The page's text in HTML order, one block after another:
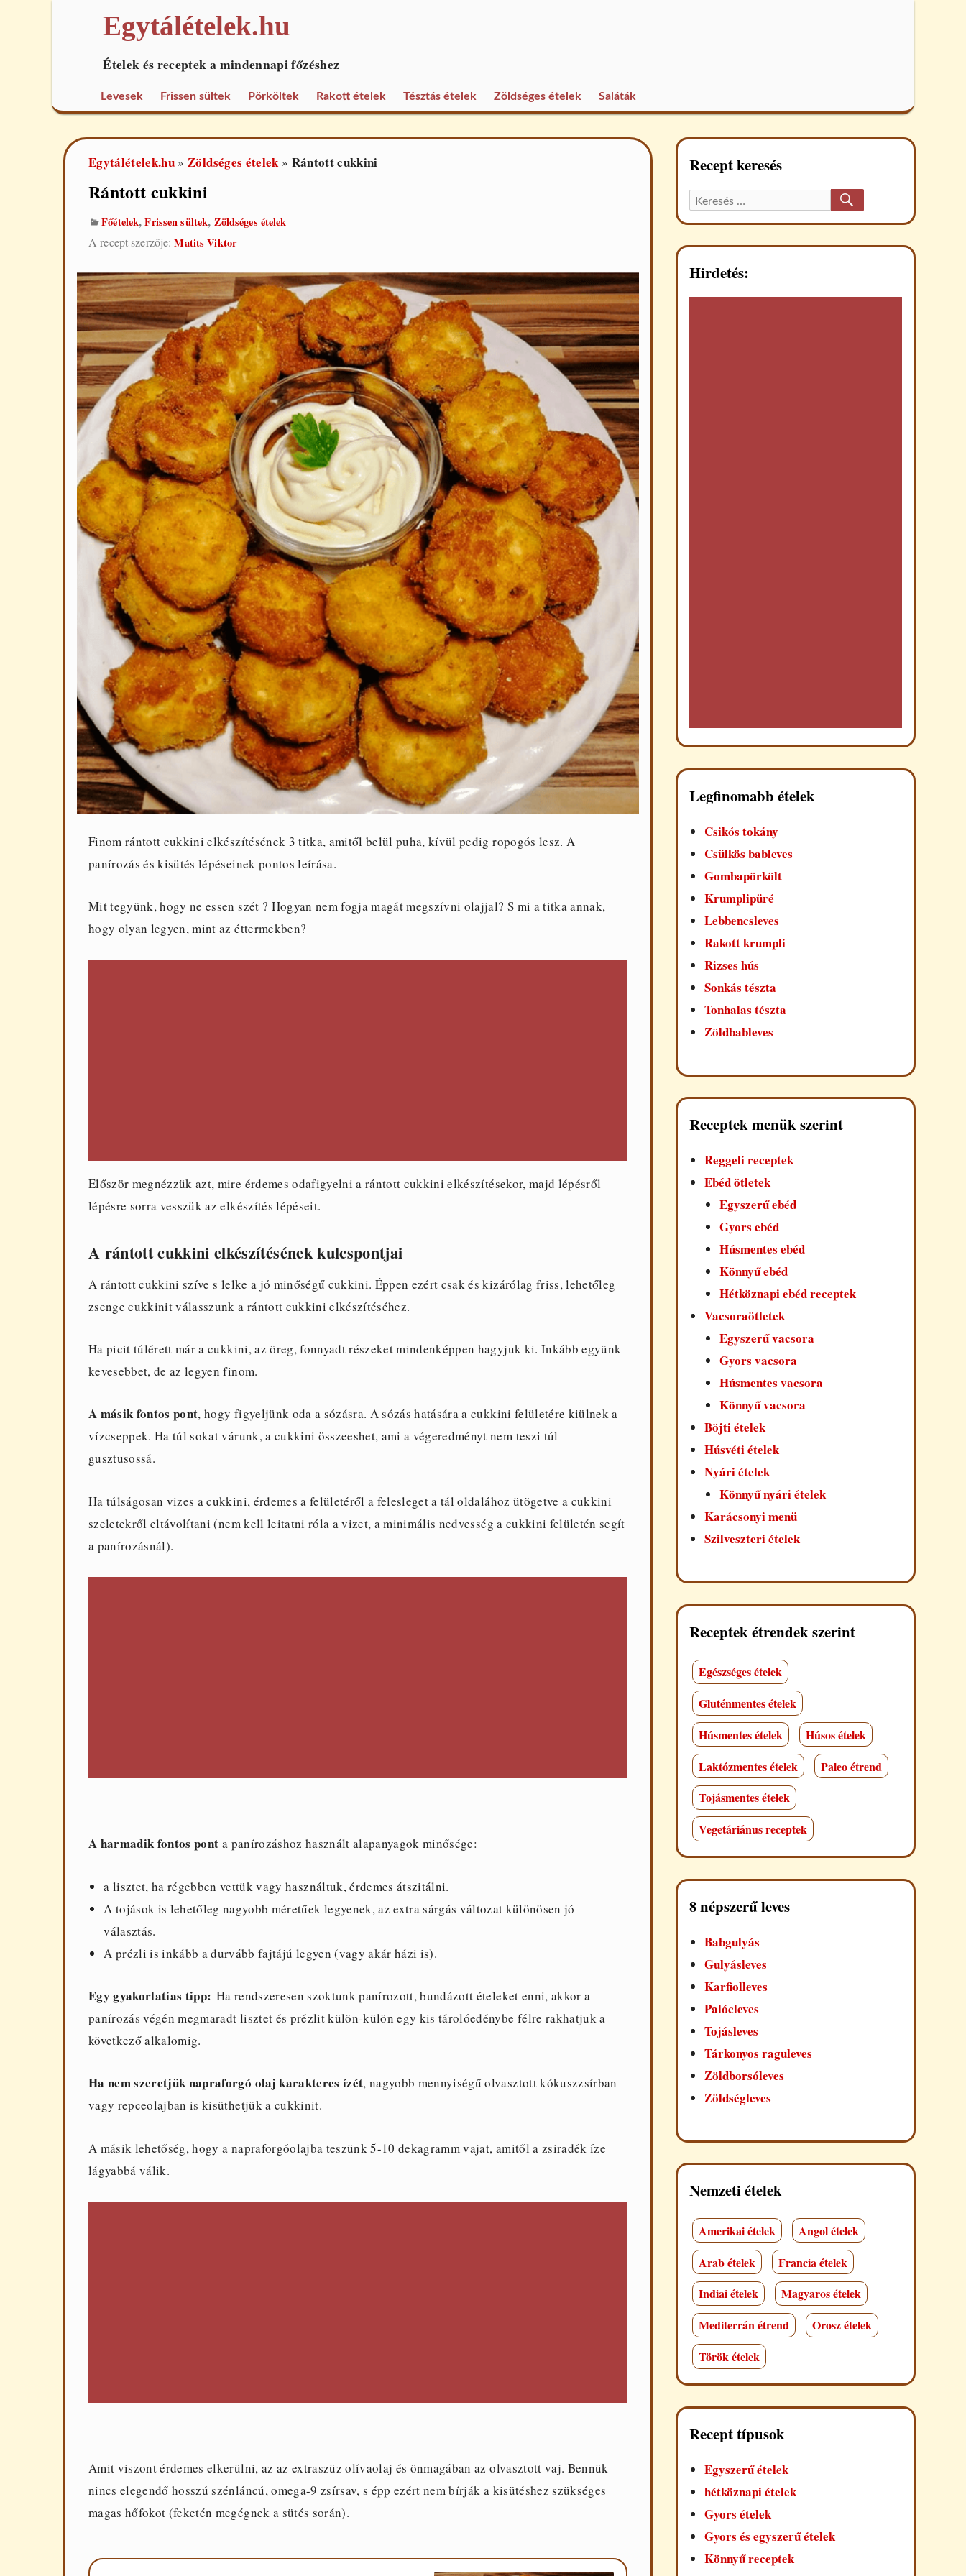
Egytálételek.hu
Ételek és receptek a mindennapi főzéshez
Levesek Frissen sültek Pörköltek Rakott ételek Tésztás ételek Zöldséges ételek Saláták
Egytálételek.hu »Zöldséges ételek» Rántott cukkini
Rántott cukkini
Főételek,Frissen sültek, Zöldséges ételek
A recept szerzője:Matits Viktor
Finom rántott cukkini elkészítésének 3 titka, amitől belül puha, kívül pedig ropogós lesz. A
panírozás és kisütés lépéseinek pontos leírása.
Mit tegyünk, hogy ne essen szét ? Hogyan nem fogja magát megszívni olajjal? S mi a titka annak,
hogy olyan legyen, mint az éttermekben?
Először megnézzük azt, mire érdemes odafigyelni a rántott cukkini elkészítésekor, majd lépésről
lépésre sorra vesszük az elkészítés lépéseit.
A rántott cukkini elkészítésének kulcspontjai
A rántott cukkini szíve s lelke a jó minőségű cukkini. Éppen ezért csak és kizárólag friss, lehetőleg
zsenge cukkinit válasszunk a rántott cukkini elkészítéséhez.
Ha picit túlérett már a cukkini, az öreg, fonnyadt részeket mindenképpen hagyjuk ki. Inkább együnk
kevesebbet, de az legyen finom.
A másik fontos pont, hogy figyeljünk oda a sózásra. A sózás hatására a cukkini felületére kiülnek a
vízcseppek. Ha túl sokat várunk, a cukkini összeeshet, ami a végeredményt nem teszi túl
gusztusossá.
Ha túlságosan vizes a cukkini, érdemes a felületéről a felesleget a tál oldalához ütögetve a cukkini
szeletekről eltávolítani (nem kell leitatni róla a vizet, a minimális nedvesség a cukkini felületén segít
a panírozásnál).
A harmadik fontos pont a panírozáshoz használt alapanyagok minősége:
a lisztet, ha régebben vettük vagy használtuk, érdemes átszitálni.
A tojások is lehetőleg nagyobb méretűek legyenek, az extra sárgás változat különösen jó
választás.
A prézli is inkább a durvább fajtájú legyen (vagy akár házi is).
Egy gyakorlatias tipp: Ha rendszeresen szoktunk panírozott, bundázott ételeket enni, akkor a
panírozás végén megmaradt lisztet és prézlit külön-külön egy kis tárolóedénybe félre rakhatjuk a
következő alkalomig.
Ha nem szeretjük napraforgó olaj karakteres ízét, nagyobb mennyiségű olvasztott kókuszzsírban
vagy repceolajban is kisüthetjük a cukkinit.
A másik lehetőség, hogy a napraforgóolajba teszünk 5-10 dekagramm vajat, amitől a zsiradék íze
lágyabbá válik.
Amit viszont érdemes elkerülni, az az extraszüz olívaolaj és önmagában az olvasztott vaj. Bennük
nincs elegendő hosszú szénláncú, omega-9 zsírsav, s épp ezért nem bírják a kisütéshez szükséges
magas hőfokot (feketén megégnek a sütés során).
Recept keresés
Keresett
recept:
Hirdetés:
Legfinomabb ételek
Csikós tokány
Csülkös bableves
Gombapörkölt
Krumplipüré
Lebbencsleves
Rakott krumpli
Rizses hús
Sonkás tészta
Tonhalas tészta
Zöldbableves
Receptek menük szerint
Reggeli receptek
Ebéd ötletek
Egyszerű ebéd
Gyors ebéd
Húsmentes ebéd
Könnyű ebéd
Hétköznapi ebéd receptek
Vacsoraötletek
Egyszerű vacsora
Gyors vacsora
Húsmentes vacsora
Könnyű vacsora
Böjti ételek
Húsvéti ételek
Nyári ételek
Könnyű nyári ételek
Karácsonyi menü
Szilveszteri ételek
Receptek étrendek szerint
Egészséges ételek
Gluténmentes ételek
Húsmentes ételek
Húsos ételek
Laktózmentes ételek
Paleo étrend
Tojásmentes ételek
Vegetáriánus receptek
8 népszerű leves
Babgulyás
Gulyásleves
Karfiolleves
Palócleves
Tojásleves
Tárkonyos raguleves
Zöldborsóleves
Zöldségleves
Nemzeti ételek
Amerikai ételek
Angol ételek
Arab ételek
Francia ételek
Indiai ételek
Magyaros ételek
Mediterrán étrend
Orosz ételek
Török ételek
Recept típusok
Egyszerű ételek
hétköznapi ételek
Gyors ételek
Gyors és egyszerű ételek
Könnyű receptek